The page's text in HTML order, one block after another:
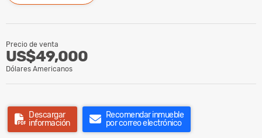
Precio de venta
US$49,000
Dólares Americanos
Descargar
información
Recomendar inmueble
por correo electrónico